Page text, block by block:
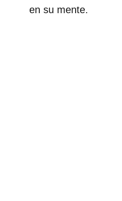
en su mente.